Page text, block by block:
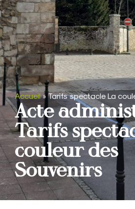
Accueil»Tarifs spectacle La
Acte
Tarifs
couleur des
Souvenirs